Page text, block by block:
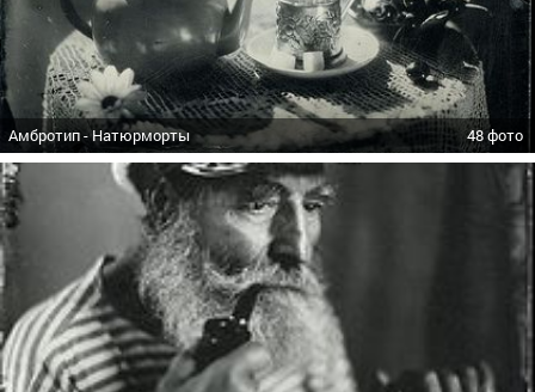
Амбротип - Натюрморты 48 фото